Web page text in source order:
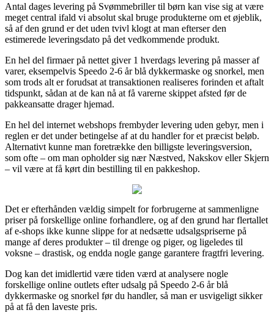
Antal dages levering på Svømmebriller til børn kan vise sig at være
meget central ifald vi absolut skal bruge produkterne om et øjeblik,
så af den grund er det uden tvivl klogt at man efterser den
estimerede leveringsdato på det vedkommende produkt.
En hel del firmaer på nettet giver 1 hverdags levering på masser af
varer, eksempelvis Speedo 2-6 år blå dykkermaske og snorkel, men
som trods alt er forudsat at transaktionen realiseres forinden et aftalt
tidspunkt, sådan at de kan nå at få varerne skippet afsted før de
pakkeansatte drager hjemad.
En hel del internet webshops frembyder levering uden gebyr, men i
reglen er det under betingelse af at du handler for et præcist beløb.
Alternativt kunne man foretrække den billigste leveringsversion,
som ofte – om man opholder sig nær Næstved, Nakskov eller Skjern
– vil være at få kørt din bestilling til en pakkeshop.
Det er efterhånden vældig simpelt for forbrugerne at sammenligne
priser på forskellige online forhandlere, og af den grund har flertallet
af e-shops ikke kunne slippe for at nedsætte udsalgspriserne på
mange af deres produkter – til drenge og piger, og ligeledes til
voksne – drastisk, og endda nogle gange garantere fragtfri levering.
Dog kan det imidlertid være tiden værd at analysere nogle
forskellige online outlets efter udsalg på Speedo 2-6 år blå
dykkermaske og snorkel før du handler, så man er usvigeligt sikker
på at få den laveste pris.